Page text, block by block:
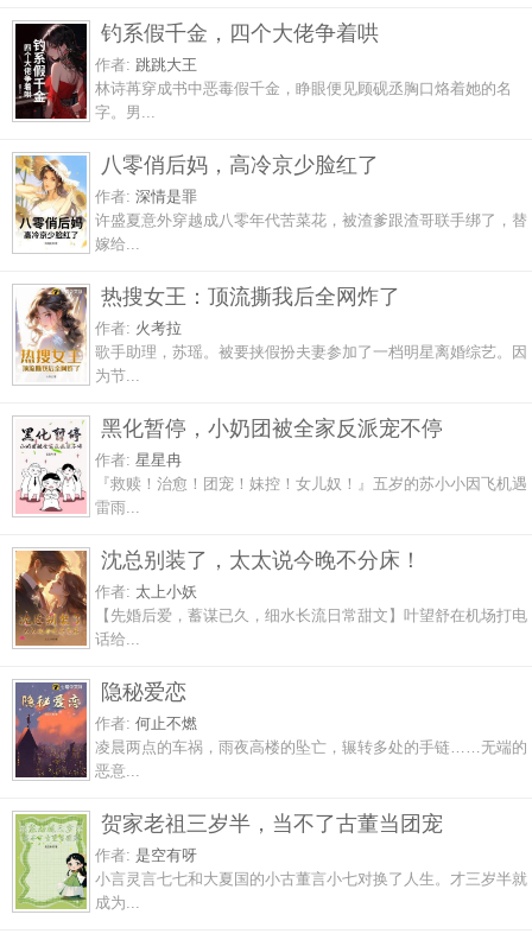
钓系假千金，四个大佬争着哄
作者: 跳跳大王
林诗苒穿成书中恶毒假千金，睁眼便见顾砚丞胸口烙着她的名
字。男...
八零俏后妈，高冷京少脸红了
作者: 深情是罪
许盛夏意外穿越成八零年代苦菜花，被渣爹跟渣哥联手绑了，替
嫁给...
热搜女王：顶流撕我后全网炸了
作者: 火考拉
歌手助理，苏瑶。被要挟假扮夫妻参加了一档明星离婚综艺。因
为节...
黑化暂停，小奶团被全家反派宠不停
作者: 星星冉
『救赎！治愈！团宠！妹控！女儿奴！』五岁的苏小小因飞机遇
雷雨...
沈总别装了，太太说今晚不分床！
作者: 太上小妖
【先婚后爱，蓄谋已久，细水长流日常甜文】叶望舒在机场打电
话给...
隐秘爱恋
作者: 何止不燃
凌晨两点的车祸，雨夜高楼的坠亡，辗转多处的手链……无端的
恶意...
贺家老祖三岁半，当不了古董当团宠
作者: 是空有呀
小言灵言七七和大夏国的小古董言小七对换了人生。才三岁半就
成为...